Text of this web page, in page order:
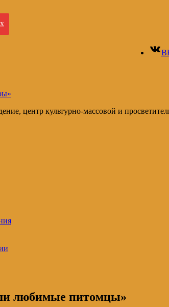
центр культурно-массовой и
любимые питомцы»